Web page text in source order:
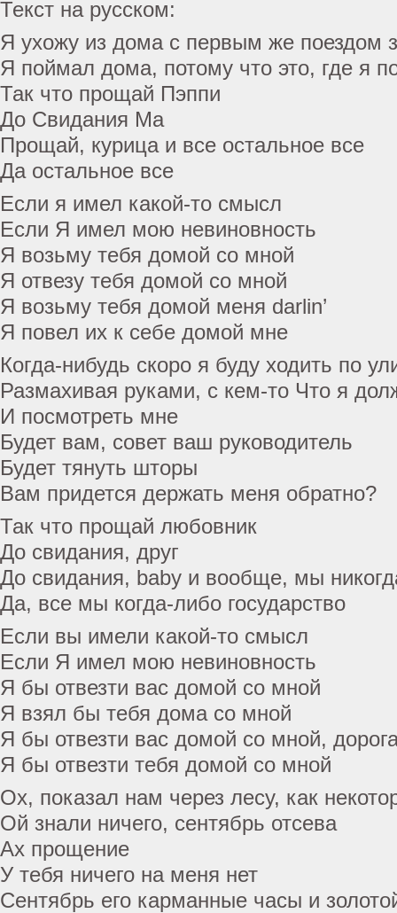
Текст на русском:
Я ухожу из дома с первым же поездом
Я поймал дома, потому что это, где я
Так что прощай Пэппи
До Свидания Ма
Прощай, курица и все остальное все
Да остальное все
Если я имел какой-то смысл
Если Я имел мою невиновность
Я возьму тебя домой со мной
Я отвезу тебя домой со мной
Я возьму тебя домой меня darlin’
Я повел их к себе домой мне
Когда-нибудь скоро я буду ходить по
Размахивая руками, с кем-то Что я
И посмотреть мне
Будет вам, совет ваш руководитель
Будет тянуть шторы
Вам придется держать меня обратно?
Так что прощай любовник
До свидания, друг
До свидания, baby и вообще, мы
Да, все мы когда-либо государство
Если вы имели какой-то смысл
Если Я имел мою невиновность
Я бы отвезти вас домой со мной
Я взял бы тебя дома со мной
Я бы отвезти вас домой со мной,
Я бы отвезти тебя домой со мной
Ох, показал нам через лесу, как
Ой знали ничего, сентябрь отсева
Ах прощение
У тебя ничего на меня нет
Сентябрь его карманные часы и